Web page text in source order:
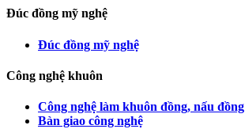
Đúc đồng mỹ nghệ
Đúc đồng mỹ nghệ
Công nghệ khuôn
Công nghệ làm khuôn đồng, nấu đồng
Bàn giao công nghệ